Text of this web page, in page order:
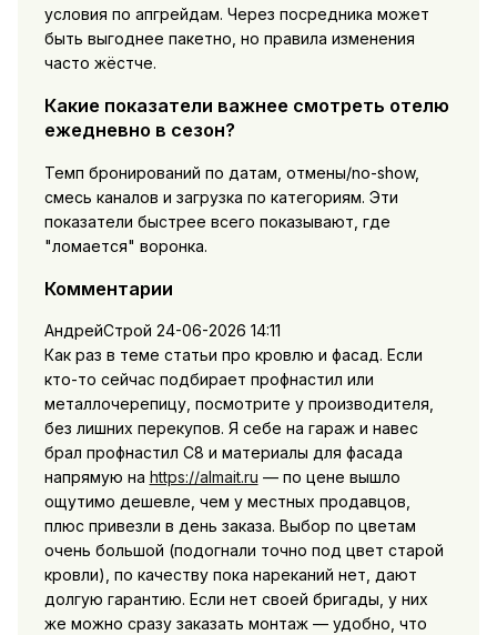
условия по апгрейдам. Через посредника может
быть выгоднее пакетно, но правила изменения
часто жёстче.
Какие показатели важнее смотреть отелю
ежедневно в сезон?
Темп бронирований по датам, отмены/no-show,
смесь каналов и загрузка по категориям. Эти
показатели быстрее всего показывают, где
"ломается" воронка.
Комментарии
АндрейСтрой 24-06-2026 14:11
Как раз в теме статьи про кровлю и фасад. Если
кто-то сейчас подбирает профнастил или
металлочерепицу, посмотрите у производителя,
без лишних перекупов. Я себе на гараж и навес
брал профнастил С8 и материалы для фасада
напрямую на https://almait.ru — по цене вышло
ощутимо дешевле, чем у местных продавцов,
плюс привезли в день заказа. Выбор по цветам
очень большой (подогнали точно под цвет старой
кровли), по качеству пока нареканий нет, дают
долгую гарантию. Если нет своей бригады, у них
же можно сразу заказать монтаж — удобно, что